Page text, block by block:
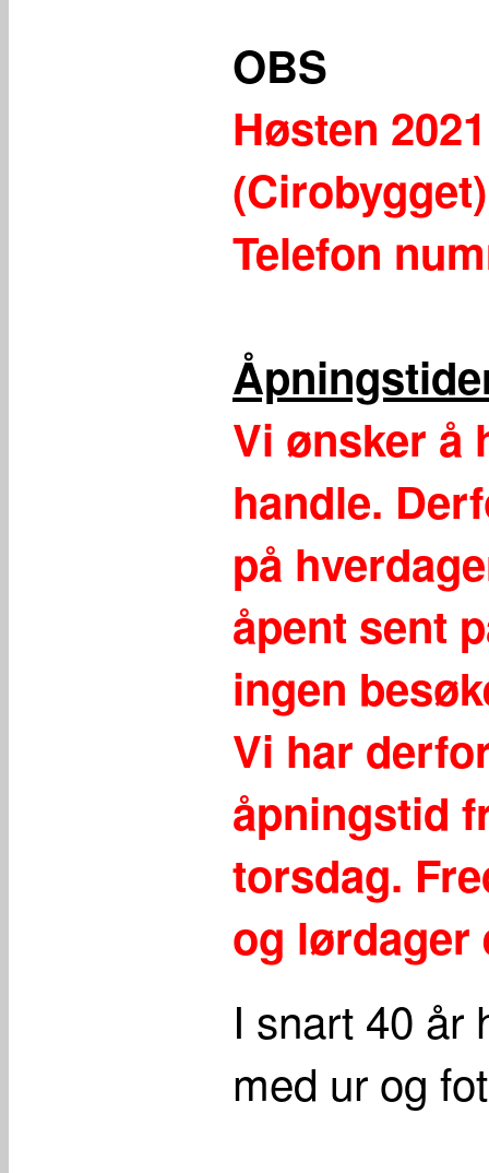
OBS
Høsten
Telefon
Vi ønsker å
handle.
på
åpent sent
ingen
Vi har
åpningstid
torsdag.
og lørdager
I snart 40 år
med ur og